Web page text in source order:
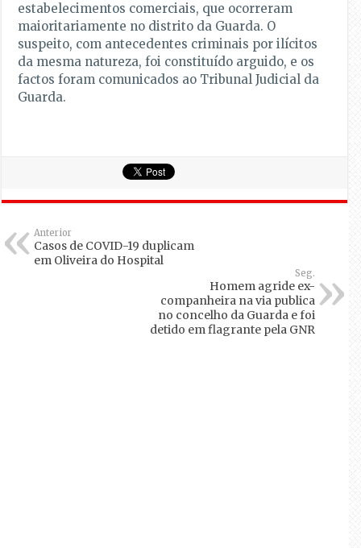
estabelecimentos comerciais, que ocorreram
maioritariamente no distrito da Guarda. O
suspeito, com antecedentes criminais por ilícitos
da mesma natureza, foi constituído arguido, e os
factos foram comunicados ao Tribunal Judicial da
Guarda.
Anterior
Casos de COVID-19 duplicam
em Oliveira do Hospital
Seg.
Homem agride ex-
companheira na via publica
no concelho da Guarda e foi
detido em flagrante pela GNR